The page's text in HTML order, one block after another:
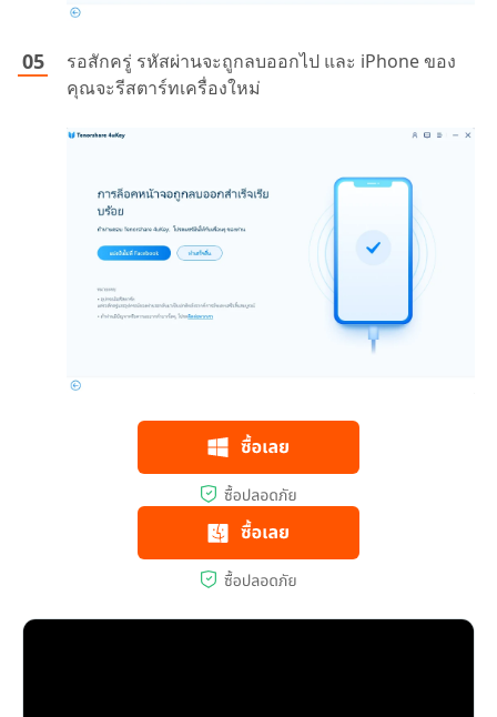
รอสักครู่ รหัสผ่านจะถูกลบออกไป และ iPhone ของ
คุณจะรีสตาร์ทเครื่องใหม่